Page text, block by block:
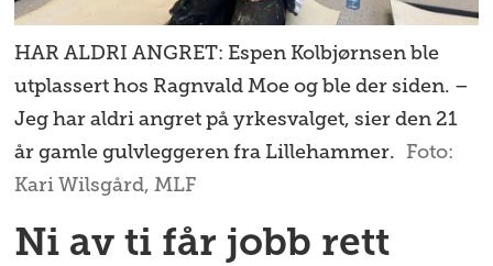
HAR ALDRI ANGRET: Espen Kolbjørnsen ble
utplassert hos Ragnvald Moe og ble der siden. –
Jeg har aldri angret på yrkesvalget, sier den 21
år gamle gulvleggeren fra Lillehammer. Foto:
Kari Wilsgård, MLF
Ni av ti får jobb rett